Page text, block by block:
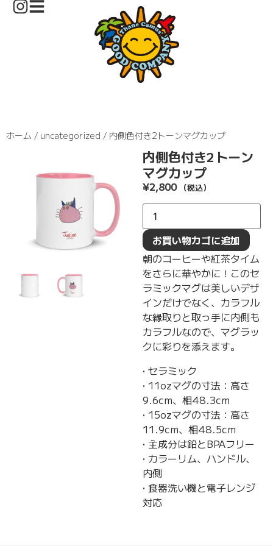
ホーム / uncategorized / 内側色付き2トーンマグカップ
内側色付き2トーン
マグカップ
¥2,800 （税込）
お買い物カゴに追加
朝のコーヒーや紅茶タイム
をさらに華やかに！このセ
ラミックマグは美しいデザ
インだけでなく、カラフル
な縁取りと取っ手に内側も
カラフルなので、マグラッ
クに彩りを添えます。
• セラミック
• 11ozマグの寸法：高さ
9.6cm、相48.3cm
• 15ozマグの寸法：高さ
11.9cm、相48.5cm
• 主成分は鉛とBPAフリー
• カラーリム、ハンドル、
内側
• 食器洗い機と電子レンジ
対応